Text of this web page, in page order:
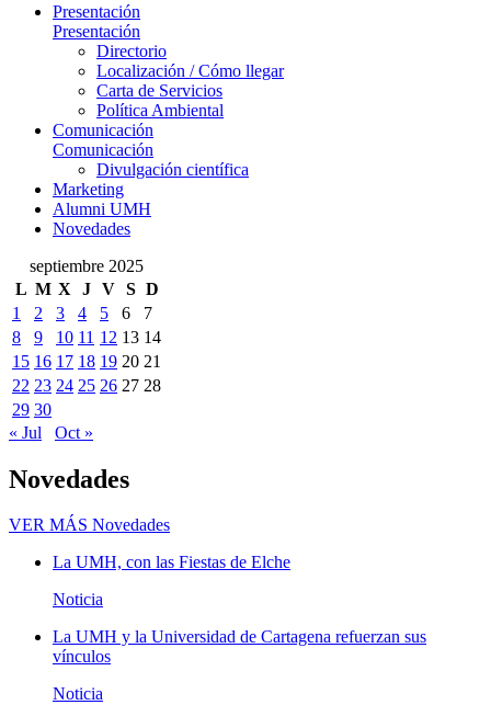
Presentación
Presentación
Directorio
Localización / Cómo llegar
Carta de Servicios
Política Ambiental
Comunicación
Comunicación
Divulgación científica
Marketing
Alumni UMH
Novedades
septiembre 2025
L M X J V S D
1
2 3 4 5 6
7
8
9 10 11 12 13 14
15 16 17 18 19 20 21
22 23 24 25 26 27 28
29 30
« Jul
Oct »
Novedades
VER MÁS Novedades
La UMH, con las Fiestas de Elche
Noticia
La UMH y la Universidad de Cartagena refuerzan sus
vínculos
Noticia